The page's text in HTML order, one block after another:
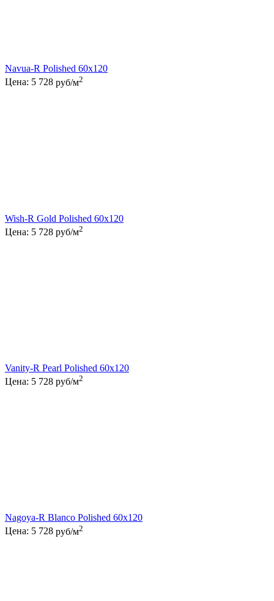
Navua-R Polished 60x120
Цена: 5 728 руб/м2
Wish-R Gold Polished 60x120
Цена: 5 728 руб/м2
Vanity-R Pearl Polished 60x120
Цена: 5 728 руб/м2
Nagoya-R Blanco Polished 60x120
Цена: 5 728 руб/м2